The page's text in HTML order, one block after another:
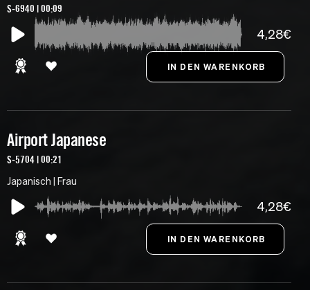
S-6940 | 00:09
4,28€
Airport Japanese
S-5704 | 00:21
Japanisch | Frau
4,28€